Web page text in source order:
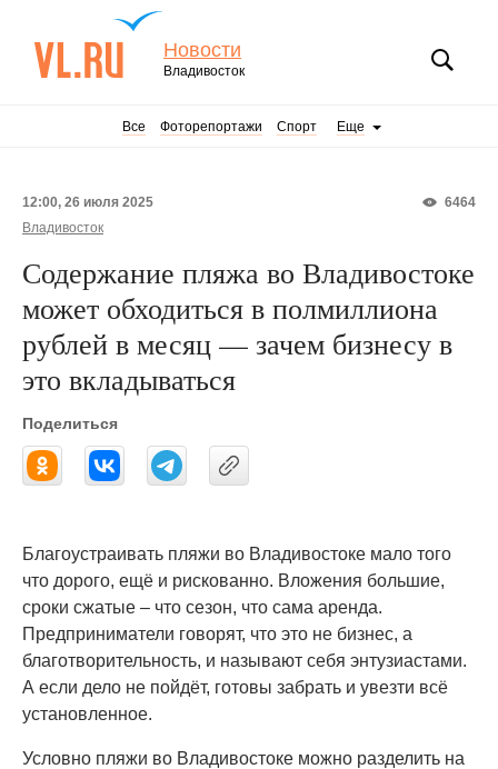
Новости
Владивосток
Все Фоторепортажи Спорт Еще
6464
12:00, 26 июля 2025
Владивосток
Содержание пляжа во Владивостоке
может обходиться в полмиллиона
рублей в месяц — зачем бизнесу в
это вкладываться
Поделиться
Благоустраивать пляжи во Владивостоке мало того
что дорого, ещё и рискованно. Вложения большие,
сроки сжатые – что сезон, что сама аренда.
Предприниматели говорят, что это не бизнес, а
благотворительность, и называют себя энтузиастами.
А если дело не пойдёт, готовы забрать и увезти всё
установленное.
Условно пляжи во Владивостоке можно разделить на